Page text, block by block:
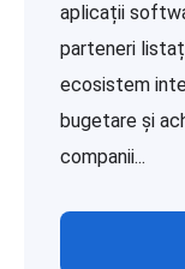
aplicații
parteneri
ecosistem
bugetare și
companii...